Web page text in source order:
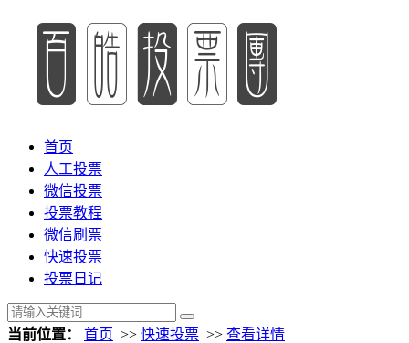
首页
人工投票
微信投票
投票教程
微信刷票
快速投票
投票日记
当前位置： 首页 >> 快速投票 >> 查看详情